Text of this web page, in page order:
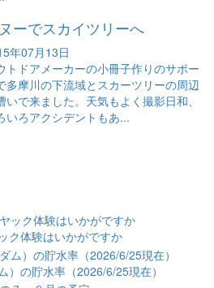
ーでスカイツリーへ
年07月13日
トドアメーカーの小冊子作りのサポー
多摩川の下流域とスカーツリーの周辺
いで来ました。天気もよく撮影日和、
いろアクシデントもあ...
ク体験はいかがですか
）の貯水率（2026/6/25現在）